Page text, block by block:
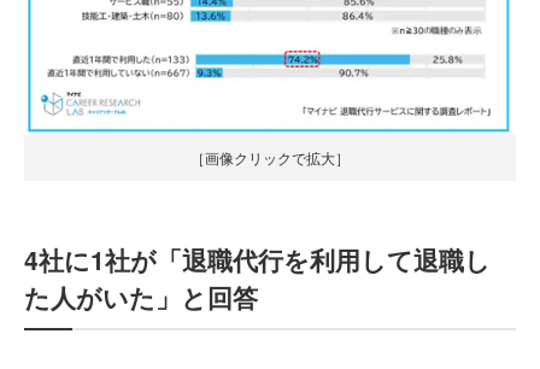
［画像クリックで拡大］
4社に1社が「退職代行を利用して退職し
た人がいた」と回答